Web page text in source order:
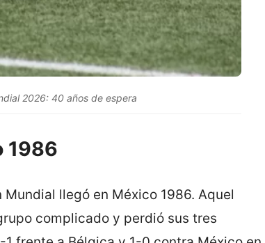
2026: 40 años de espera
1986
llegó en México 1986. Aquel
complicado y perdió sus tres